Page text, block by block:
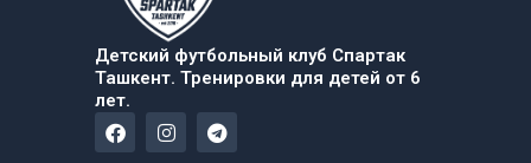
Детский футбольный клуб Спартак
Ташкент. Тренировки для детей от 6
лет.
F
a
I
n
T
e